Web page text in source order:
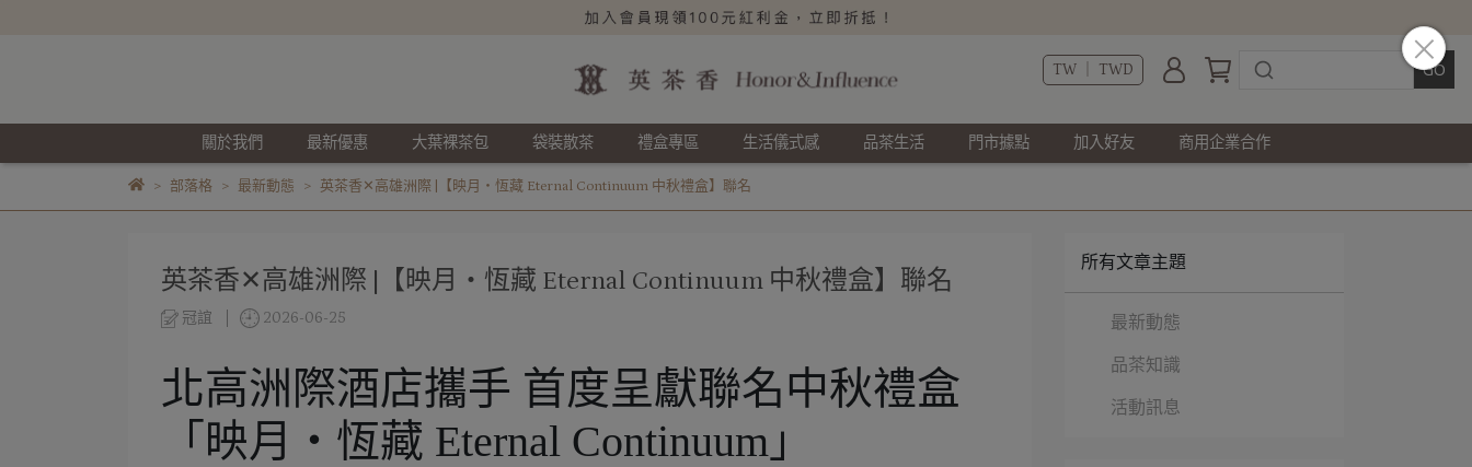
TW ｜ TWD
關於我們 最新優惠 大葉裸茶包 袋裝散茶 禮盒專區 生活儀式感 品茶生活 門市據點 加入好友 商用企業合作
部落格 最新動態 英茶香✕高雄洲際 |【映月・恆藏 Eternal Continuum 中秋禮盒】聯名
英茶香✕高雄洲際 |【映月・恆藏 Eternal Continuum 中秋禮盒】聯名
冠誼 2026-06-25
北高洲際酒店攜手 首度呈獻聯名中秋禮盒
「映月・恆藏 Eternal Continuum」
所有文章主題
最新動態
品茶知識
活動訊息